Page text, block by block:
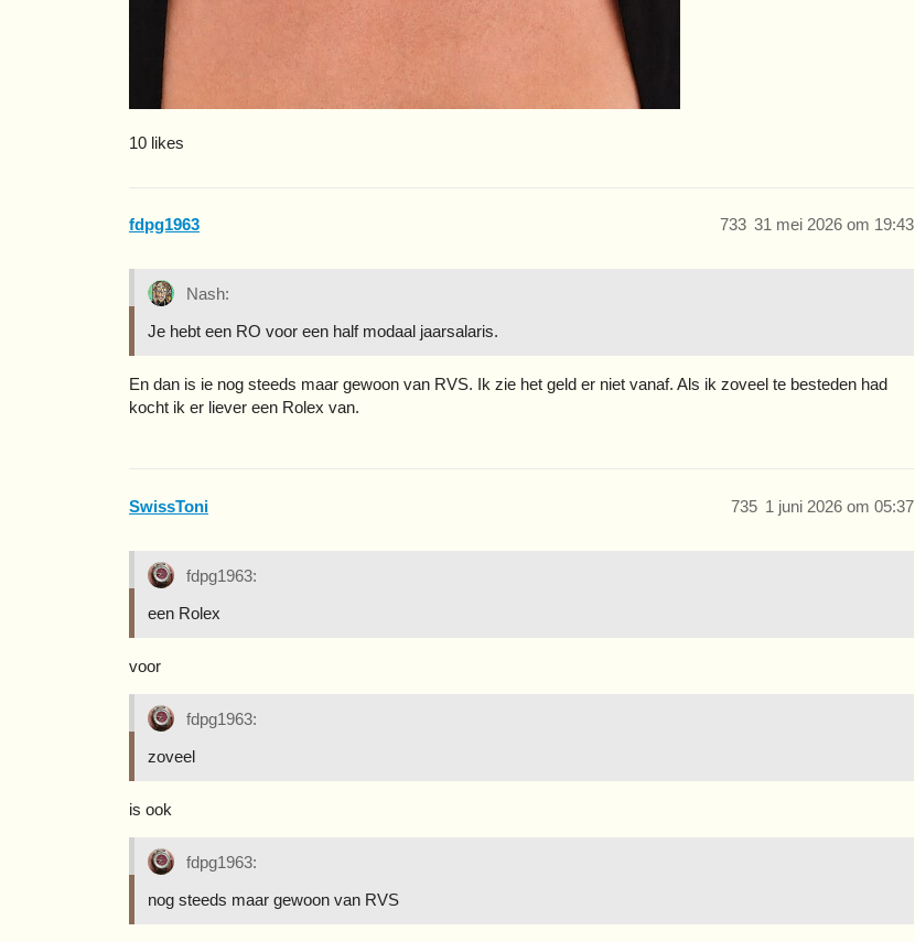
10 likes
fdpg1963 31 mei 2026 om 19:43
733
Nash:
Je hebt een RO voor een half modaal jaarsalaris.
En dan is ie nog steeds maar gewoon van RVS. Ik zie het geld er niet vanaf. Als ik zoveel te besteden had
kocht ik er liever een Rolex van.
SwissToni 1 juni 2026 om 05:37
735
fdpg1963:
een Rolex
voor
fdpg1963:
zoveel
is ook
fdpg1963:
nog steeds maar gewoon van RVS